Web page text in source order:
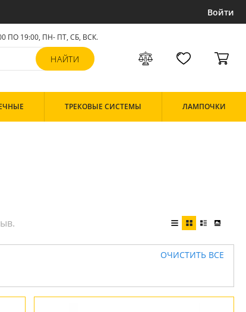
Войти
ПО 19:00, ПН- ПТ, СБ, ВСК.
ТРЕКОВЫЕ СИСТЕМЫ ЛАМПОЧКИ
ОЧИСТИТЬ ВСЕ